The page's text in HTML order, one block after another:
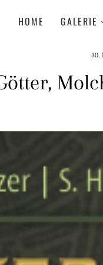
HOME GALERIE
30.